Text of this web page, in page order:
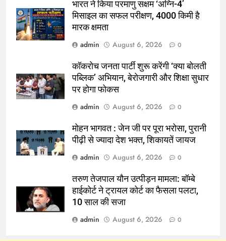
भारत ने किया परमाणु सक्षम ‘अग्नि-4’
मिसाइल का सफल परीक्षण, 4000 किमी है
मारक क्षमता
admin
August 6, 2026 0
कॉकरोच जनता पार्टी शुरू करेंगी ‘क्या बोलती
पब्लिक’ अभियान, बेरोजगारी और शिक्षा सुधार
पर होगा फोकस
admin
August 6, 2026 0
मोहन भागवत : जेन जी पर पूरा भरोसा, पुरानी
पीढ़ी से ज्यादा देश भक्त, शिकायतें जायज
admin
August 6, 2026 0
तरुण तेजपाल यौन उत्पीड़न मामला: बॉम्बे
हाईकोर्ट ने ट्रायल कोर्ट का फैसला पलटा,
10 साल की सजा
admin
August 6, 2026 0